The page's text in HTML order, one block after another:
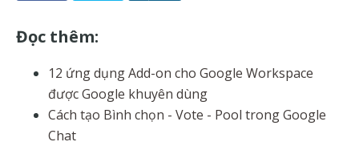
Đọc thêm:
12 ứng dụng Add-on cho Google Workspace
được Google khuyên dùng
Cách tạo Bình chọn - Vote - Pool trong Google
Chat